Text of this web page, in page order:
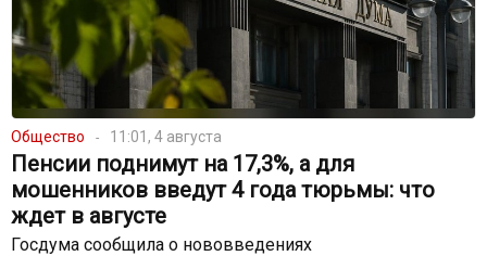
Общество 11:01, 4 августа
Пенсии поднимут на 17,3%, а для
мошенников введут 4 года тюрьмы: что
ждет в августе
Госдума сообщила о нововведениях